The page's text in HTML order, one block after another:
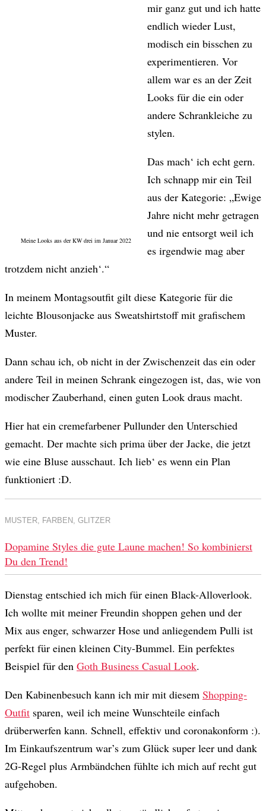
Meine Looks aus der KW drei im Januar 2022
mir ganz gut und ich hatte
endlich wieder Lust,
modisch ein bisschen zu
experimentieren. Vor
allem war es an der Zeit
Looks für die ein oder
andere Schrankleiche zu
stylen.
Das mach‘ ich echt gern.
Ich schnapp mir ein Teil
aus der Kategorie: „Ewige
Jahre nicht mehr getragen
und nie entsorgt weil ich
es irgendwie mag aber
trotzdem nicht anzieh‘.“
In meinem Montagsoutfit gilt diese Kategorie für die
leichte Blousonjacke aus Sweatshirtstoff mit grafischem
Muster.
Dann schau ich, ob nicht in der Zwischenzeit das ein oder
andere Teil in meinen Schrank eingezogen ist, das, wie von
modischer Zauberhand, einen guten Look draus macht.
Hier hat ein cremefarbener Pullunder den Unterschied
gemacht. Der machte sich prima über der Jacke, die jetzt
wie eine Bluse ausschaut. Ich lieb‘ es wenn ein Plan
funktioniert :D.
MUSTER, FARBEN, GLITZER
Dopamine Styles die gute Laune machen! So kombinierst
Du den Trend!
Dienstag entschied ich mich für einen Black-Alloverlook.
Ich wollte mit meiner Freundin shoppen gehen und der
Mix aus enger, schwarzer Hose und anliegendem Pulli ist
perfekt für einen kleinen City-Bummel. Ein perfektes
Beispiel für den Goth Business Casual Look.
Den Kabinenbesuch kann ich mir mit diesem Shopping-
Outfit sparen, weil ich meine Wunschteile einfach
drüberwerfen kann. Schnell, effektiv und coronakonform :).
Im Einkaufszentrum war’s zum Glück super leer und dank
2G-Regel plus Armbändchen fühlte ich mich auf recht gut
aufgehoben.